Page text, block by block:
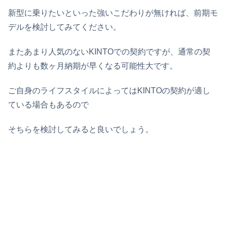
新型に乗りたいといった強いこだわりが無ければ、前期モ
デルを検討してみてください。
またあまり人気のないKINTOでの契約ですが、通常の契
約よりも数ヶ月納期が早くなる可能性大です。
ご自身のライフスタイルによってはKINTOの契約が適し
ている場合もあるので
そちらを検討してみると良いでしょう。